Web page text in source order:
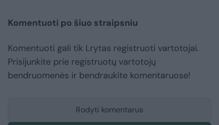
Komentuoti po šiuo straipsniu
Komentuoti gali tik Lrytas registruoti vartotojai.
Prisijunkite prie registruotų vartotojų
bendruomenės ir bendraukite komentaruose!
Rodyti komentarus